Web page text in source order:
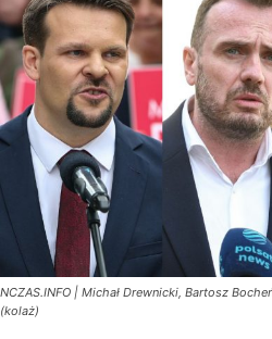
NCZAS.INFO | Michał Drewnicki, Bartosz
(kolaż)